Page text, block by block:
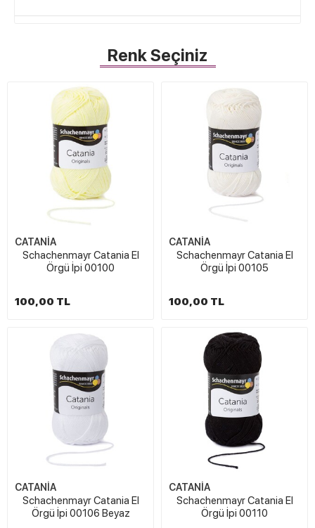
Renk Seçiniz
CATANİA
Schachenmayr Catania El
Örgü İpi 00100
100,00 TL
CATANİA
Schachenmayr Catania El
Örgü İpi 00105
100,00 TL
CATANİA
Schachenmayr Catania El
Örgü İpi 00106 Beyaz
CATANİA
Schachenmayr Catania El
Örgü İpi 00110